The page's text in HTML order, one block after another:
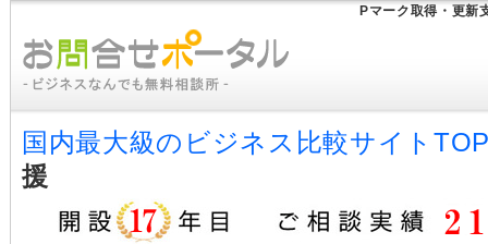
Pマーク取得・更新
国内最大級のビジネス比較サイト
援